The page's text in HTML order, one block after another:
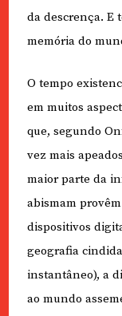
da descrença. E
memória do
O tempo
em muitos
que, segundo
vez mais
maior parte da
abismam
dispositivos
geografia
instantâneo), a
ao mundo